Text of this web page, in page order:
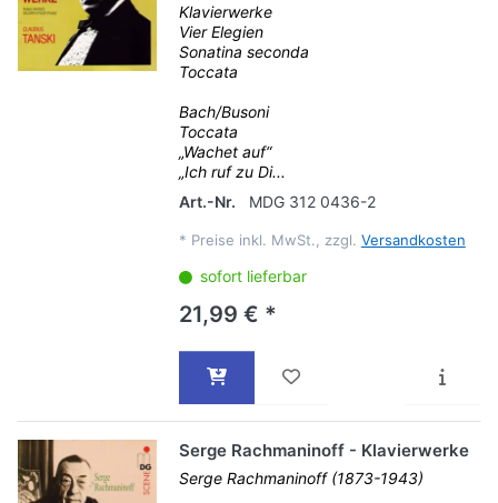
Klavierwerke
Vier Elegien
Sonatina seconda
Toccata
Bach/Busoni
Toccata
„Wachet auf“
„Ich ruf zu Di...
Art.-Nr.
MDG 312 0436-2
* Preise inkl. MwSt., zzgl. Versandkosten
sofort lieferbar
21,99 € *
Serge Rachmaninoff - Klavierwerke
Serge Rachmaninoff (1873-1943)